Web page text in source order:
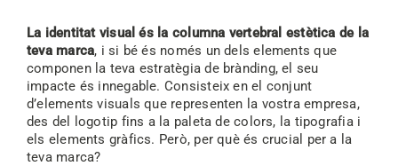
La identitat visual és la columna vertebral estètica de la
teva marca, i si bé és només un dels elements que
componen la teva estratègia de brànding, el seu
impacte és innegable. Consisteix en el conjunt
d’elements visuals que representen la vostra empresa,
des del logotip fins a la paleta de colors, la tipografia i
els elements gràfics. Però, per què és crucial per a la
teva marca?